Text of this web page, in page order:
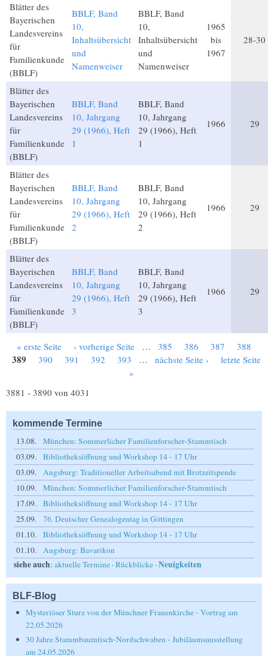
Blätter des
Bayerischen
Landesvereins
für
Familienkunde
(BBLF)
BBLF, Band
10,
Inhaltsübersicht
und
Namenweiser
BBLF, Band
10,
Inhaltsübersicht
und
Namenweiser
1965
bis
1967
28-30
Blätter des
Bayerischen
Landesvereins
für
Familienkunde
(BBLF)
BBLF, Band
10, Jahrgang
29 (1966), Heft
1
BBLF, Band
10, Jahrgang
29 (1966), Heft
1
1966 29
Blätter des
Bayerischen
Landesvereins
für
Familienkunde
(BBLF)
BBLF, Band
10, Jahrgang
29 (1966), Heft
2
BBLF, Band
10, Jahrgang
29 (1966), Heft
2
1966 29
Blätter des
Bayerischen
Landesvereins
für
Familienkunde
(BBLF)
BBLF, Band
10, Jahrgang
29 (1966), Heft
3
BBLF, Band
10, Jahrgang
29 (1966), Heft
3
1966 29
Seiten
« erste Seite ‹ vorherige Seite … 385 386 387 388
389 390 391 392 393 … nächste Seite ›
letzte Seite
»
3881 - 3890 von 4031
kommende Termine
13.08.
München: Sommerlicher Familienforscher-Stammtisch
03.09.
Bibliotheksöffnung und Workshop 14 - 17 Uhr
03.09.
Augsburg: Traditioneller Arbeitsabend mit Brotzeitspende
10.09.
München: Sommerlicher Familienforscher-Stammtisch
17.09.
Bibliotheksöffnung und Workshop 14 - 17 Uhr
25.09.
76. Deutscher Genealogentag in Göttingen
01.10.
Bibliotheksöffnung und Workshop 14 - 17 Uhr
01.10.
Augsburg: Bavarikon
siehe auch: aktuelle Termine ·Rückblicke ·Neuigkeiten
BLF-Blog
Mysteriöser Sturz von der Münchner Frauenkirche - Vortrag am
22.05.2026
30 Jahre Stammbaumtisch-Nordschwaben - Jubiläumsausstellung
am 24.05.2026